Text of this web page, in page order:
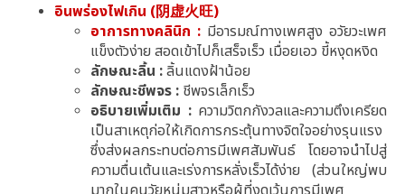
อินพร่องไฟเกิน (阴虚火旺)
อาการทางคลินิก : มีอารมณ์ทางเพศสูง อวัยวะเพศ
แข็งตัวง่าย สอดเข้าไปก็เสร็จเร็ว เมื่อยเอว ขี้หงุดหงิด
ลักษณะลิ้น :ลิ้นแดงฝ้าน้อย
ลักษณะชีพจร : ชีพจรเล็กเร็ว
อธิบายเพิ่มเติม :ความวิตกกังวลและความตึงเครียด
เป็นสาเหตุก่อให้เกิดการกระตุ้นทางจิตใจอย่างรุนแรง
ซึ่งส่งผลกระทบต่อการมีเพศสัมพันธ์ โดยอาจนำไปสู่
ความตื่นเต้นและเร่งการหลั่งเร็วได้ง่าย (ส่วนใหญ่พบ